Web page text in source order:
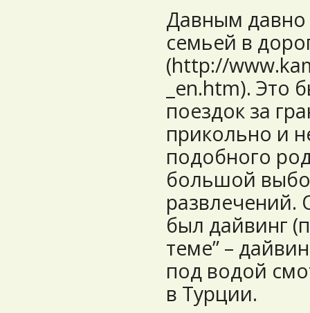
Давным давно
семьей в
(http://
_en.htm). Это
поездок за
прикольно и
подобного
большой
развлечений.
был дайвинг
теме” –
под водой
в Турции.